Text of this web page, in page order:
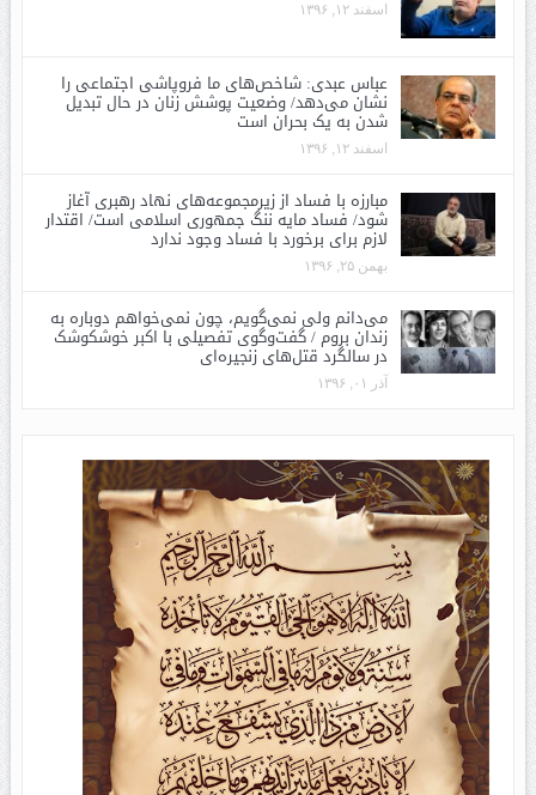
اسفند ۱۲, ۱۳۹۶
عباس عبدی: شاخص‌های ما فروپاشی اجتماعی را
نشان می‌دهد/ وضعیت پوشش زنان در حال تبدیل
شدن به یک بحران است
اسفند ۱۲, ۱۳۹۶
مبارزه با فساد از زیرمجموعه‌های نهاد رهبری آغاز
شود/ فساد مایه ننگ جمهوری اسلامی است/ اقتدار
لازم برای برخورد با فساد وجود ندارد
بهمن ۲۵, ۱۳۹۶
می‌دانم ولی نمی‌گویم، چون نمی‌خواهم دوباره به
زندان بروم / گفت‌وگوی تفصیلی با اکبر خوشکوشک
در سالگرد قتل‌های زنجیره‌ای
آذر ۰۱, ۱۳۹۶